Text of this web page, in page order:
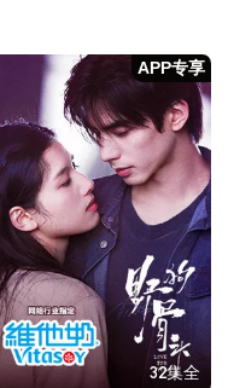
APP专享
32集全